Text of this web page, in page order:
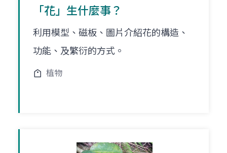
「花」生什麼事？
利用模型、磁板、圖片介紹花的構造、
功能、及繁衍的方式。
植物